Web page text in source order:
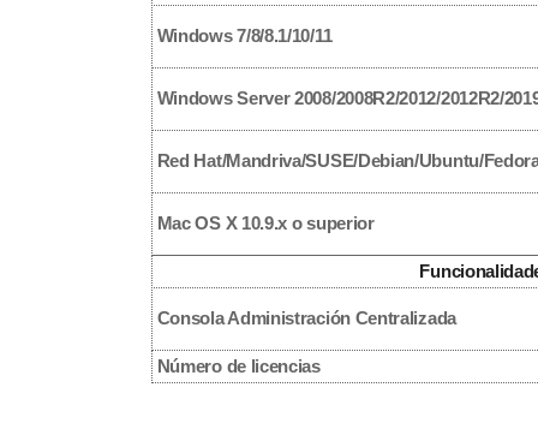
Windows 7/8/8.1/10/11
Windows Server 2008/2008R2/2012/2012R2/
Red Hat/Mandriva/SUSE/Debian/Ubuntu/
Mac OS X 10.9.x o superior
Consola Administración Centralizada
Número de licencias